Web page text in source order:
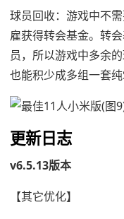
球员回收：游戏中不
雇获得转会基金。转
员，所以游戏中多余
也能积少成多组一套纯
更新日志
v6.5.13版本
【其它优化】